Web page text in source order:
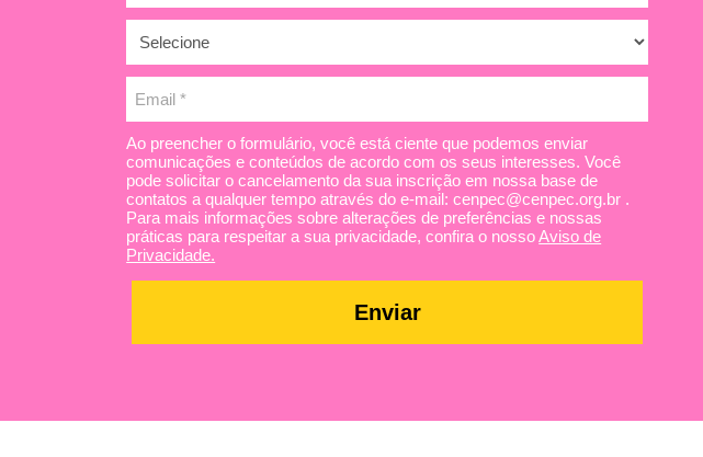
Ao preencher o formulário, você está ciente que podemos enviar
comunicações e conteúdos de acordo com os seus interesses. Você
pode solicitar o cancelamento da sua inscrição em nossa base de
contatos a qualquer tempo através do e-mail: cenpec@cenpec.org.br .
Para mais informações sobre alterações de preferências e nossas
práticas para respeitar a sua privacidade, confira o nossoAviso de
Privacidade.
Enviar